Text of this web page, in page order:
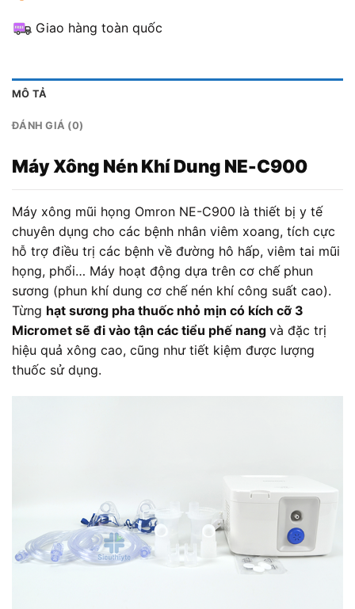
Giao hàng toàn quốc
MÔ TẢ
ĐÁNH GIÁ (0)
Máy Xông Nén Khí Dung NE-C900
Máy xông mũi họng Omron NE-C900 là thiết bị y tế
chuyên dụng cho các bệnh nhân viêm xoang, tích cực
hỗ trợ điều trị các bệnh về đường hô hấp, viêm tai mũi
họng, phổi… Máy hoạt động dựa trên cơ chế phun
sương (phun khí dung cơ chế nén khí công suất cao).
Từng hạt sương pha thuốc nhỏ mịn có kích cỡ 3
Micromet sẽ đi vào tận các tiểu phế nang và đặc trị
hiệu quả xông cao, cũng như tiết kiệm được lượng
thuốc sử dụng.